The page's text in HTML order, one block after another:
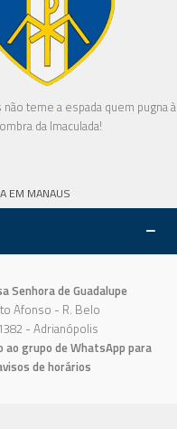
teme a espada quem pugna à
da Imaculada!
EM MANAUS
Senhora de Guadalupe
Afonso - R. Belo
- Adrianópolis
ao grupo de WhatsApp para
de horários